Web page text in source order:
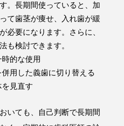
。長期間使っていると、加
て歯茎が痩せ、入れ歯が緩
必要になります。さらに、
も検討できます。
的な使用
用した義歯に切り替える
見直す
いても、自己判断で長期間